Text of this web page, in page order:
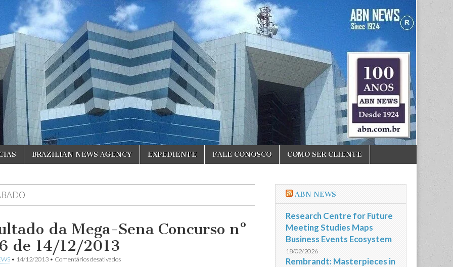
BRAZILIAN NEWS AGENCY EXPEDIENTE FALE CONOSCO COMO SER CLIENTE
da Mega-Sena Concurso nº
de 14/12/2013
• 14/12/2013 • Comentários desativadosem
ABN NEWS
Research Centre for Future
Meeting Studies Maps
Business Events Ecosystem
18/02/2026
Rembrandt: Masterpieces in